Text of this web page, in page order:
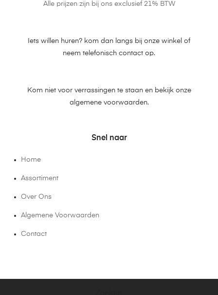
Alle prijzen zijn bij ons exclusief 21% BTW
Iets willen huren? kom dan langs bij onze winkel of
neem telefonisch contact op.
Kom niet voor verrassingen te staan en bekijk onze
algemene voorwaarden.
Snel naar
Home
Assortiment
Over Ons
Algemene Voorwaarden
Contact